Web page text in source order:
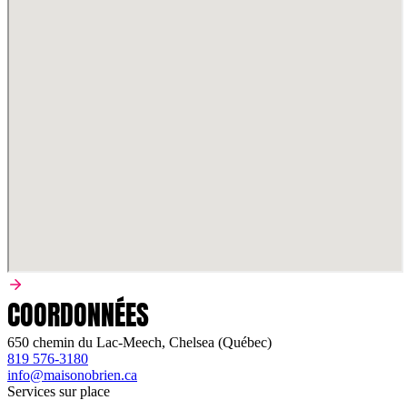
COORDONNÉES
650 chemin du Lac-Meech, Chelsea (Québec)
819 576-3180
info@maisonobrien.ca
Services sur place